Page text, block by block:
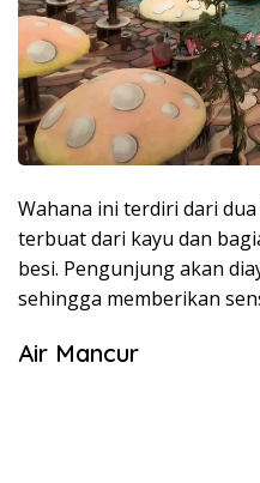
Wahana ini terdiri dari
terbuat dari kayu dan
besi. Pengunjung akan
sehingga memberikan
Air Mancur